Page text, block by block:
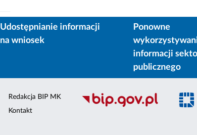
Udostępnianie informacji
na wniosek
Ponowne
informacji
publicznego
Redakcja BIP MK
Kontakt